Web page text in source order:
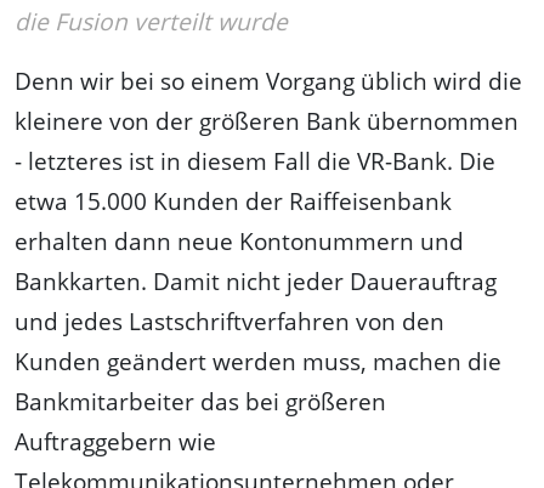
die Fusion verteilt wurde
Denn wir bei so einem Vorgang üblich wird die
kleinere von der größeren Bank übernommen
- letzteres ist in diesem Fall die VR-Bank. Die
etwa 15.000 Kunden der Raiffeisenbank
erhalten dann neue Kontonummern und
Bankkarten. Damit nicht jeder Dauerauftrag
und jedes Lastschriftverfahren von den
Kunden geändert werden muss, machen die
Bankmitarbeiter das bei größeren
Auftraggebern wie